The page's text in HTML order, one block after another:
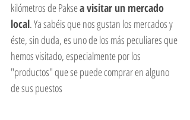
kilómetros de Pakse a visitar un mercado
local. Ya sabéis que nos gustan los mercados y
éste, sin duda, es uno de los más peculiares que
hemos visitado, especialmente por los
"productos" que se puede comprar en alguno
de sus puestos